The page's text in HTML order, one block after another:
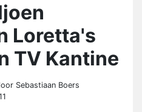
Loretta's
TV Kantine
Sebastiaan Boers